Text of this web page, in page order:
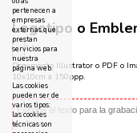
Logotipo o
Documento Illustrator o PDF o
10x10cm a 150ppp.
pertenecen a
empresas
externas que
prestan
servicios para
nuestra
página web.
Las cookies
pueden ser de
varios tipos:
las cookies
técnicas son